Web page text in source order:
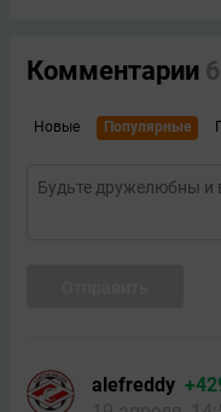
Комментарии 6
Новые Популярные
alefreddy